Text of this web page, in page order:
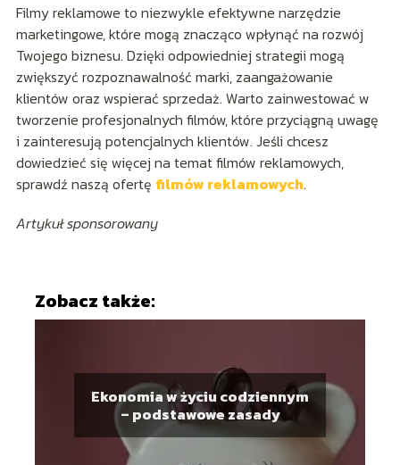
Filmy reklamowe to niezwykle efektywne narzędzie
marketingowe, które mogą znacząco wpłynąć na rozwój
Twojego biznesu. Dzięki odpowiedniej strategii mogą
zwiększyć rozpoznawalność marki, zaangażowanie
klientów oraz wspierać sprzedaż. Warto zainwestować w
tworzenie profesjonalnych filmów, które przyciągną uwagę
i zainteresują potencjalnych klientów. Jeśli chcesz
dowiedzieć się więcej na temat filmów reklamowych,
sprawdź naszą ofertę filmów reklamowych.
Artykuł sponsorowany
Zobacz także:
Ekonomia w życiu codziennym
– podstawowe zasady